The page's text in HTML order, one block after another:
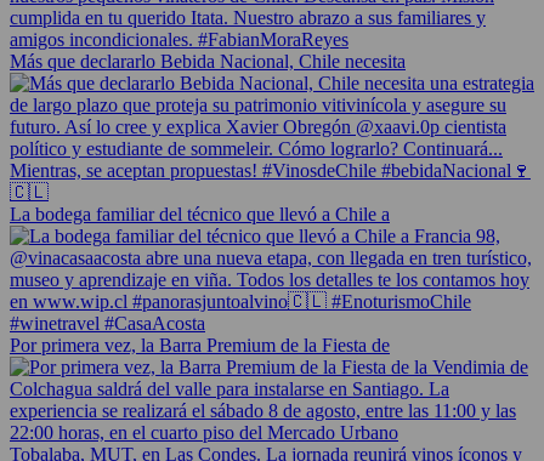
Más que declararlo Bebida Nacional, Chile necesita
La bodega familiar del técnico que llevó a Chile a
Por primera vez, la Barra Premium de la Fiesta de